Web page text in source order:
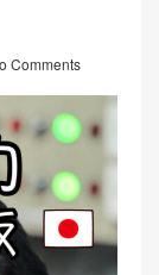
Comments